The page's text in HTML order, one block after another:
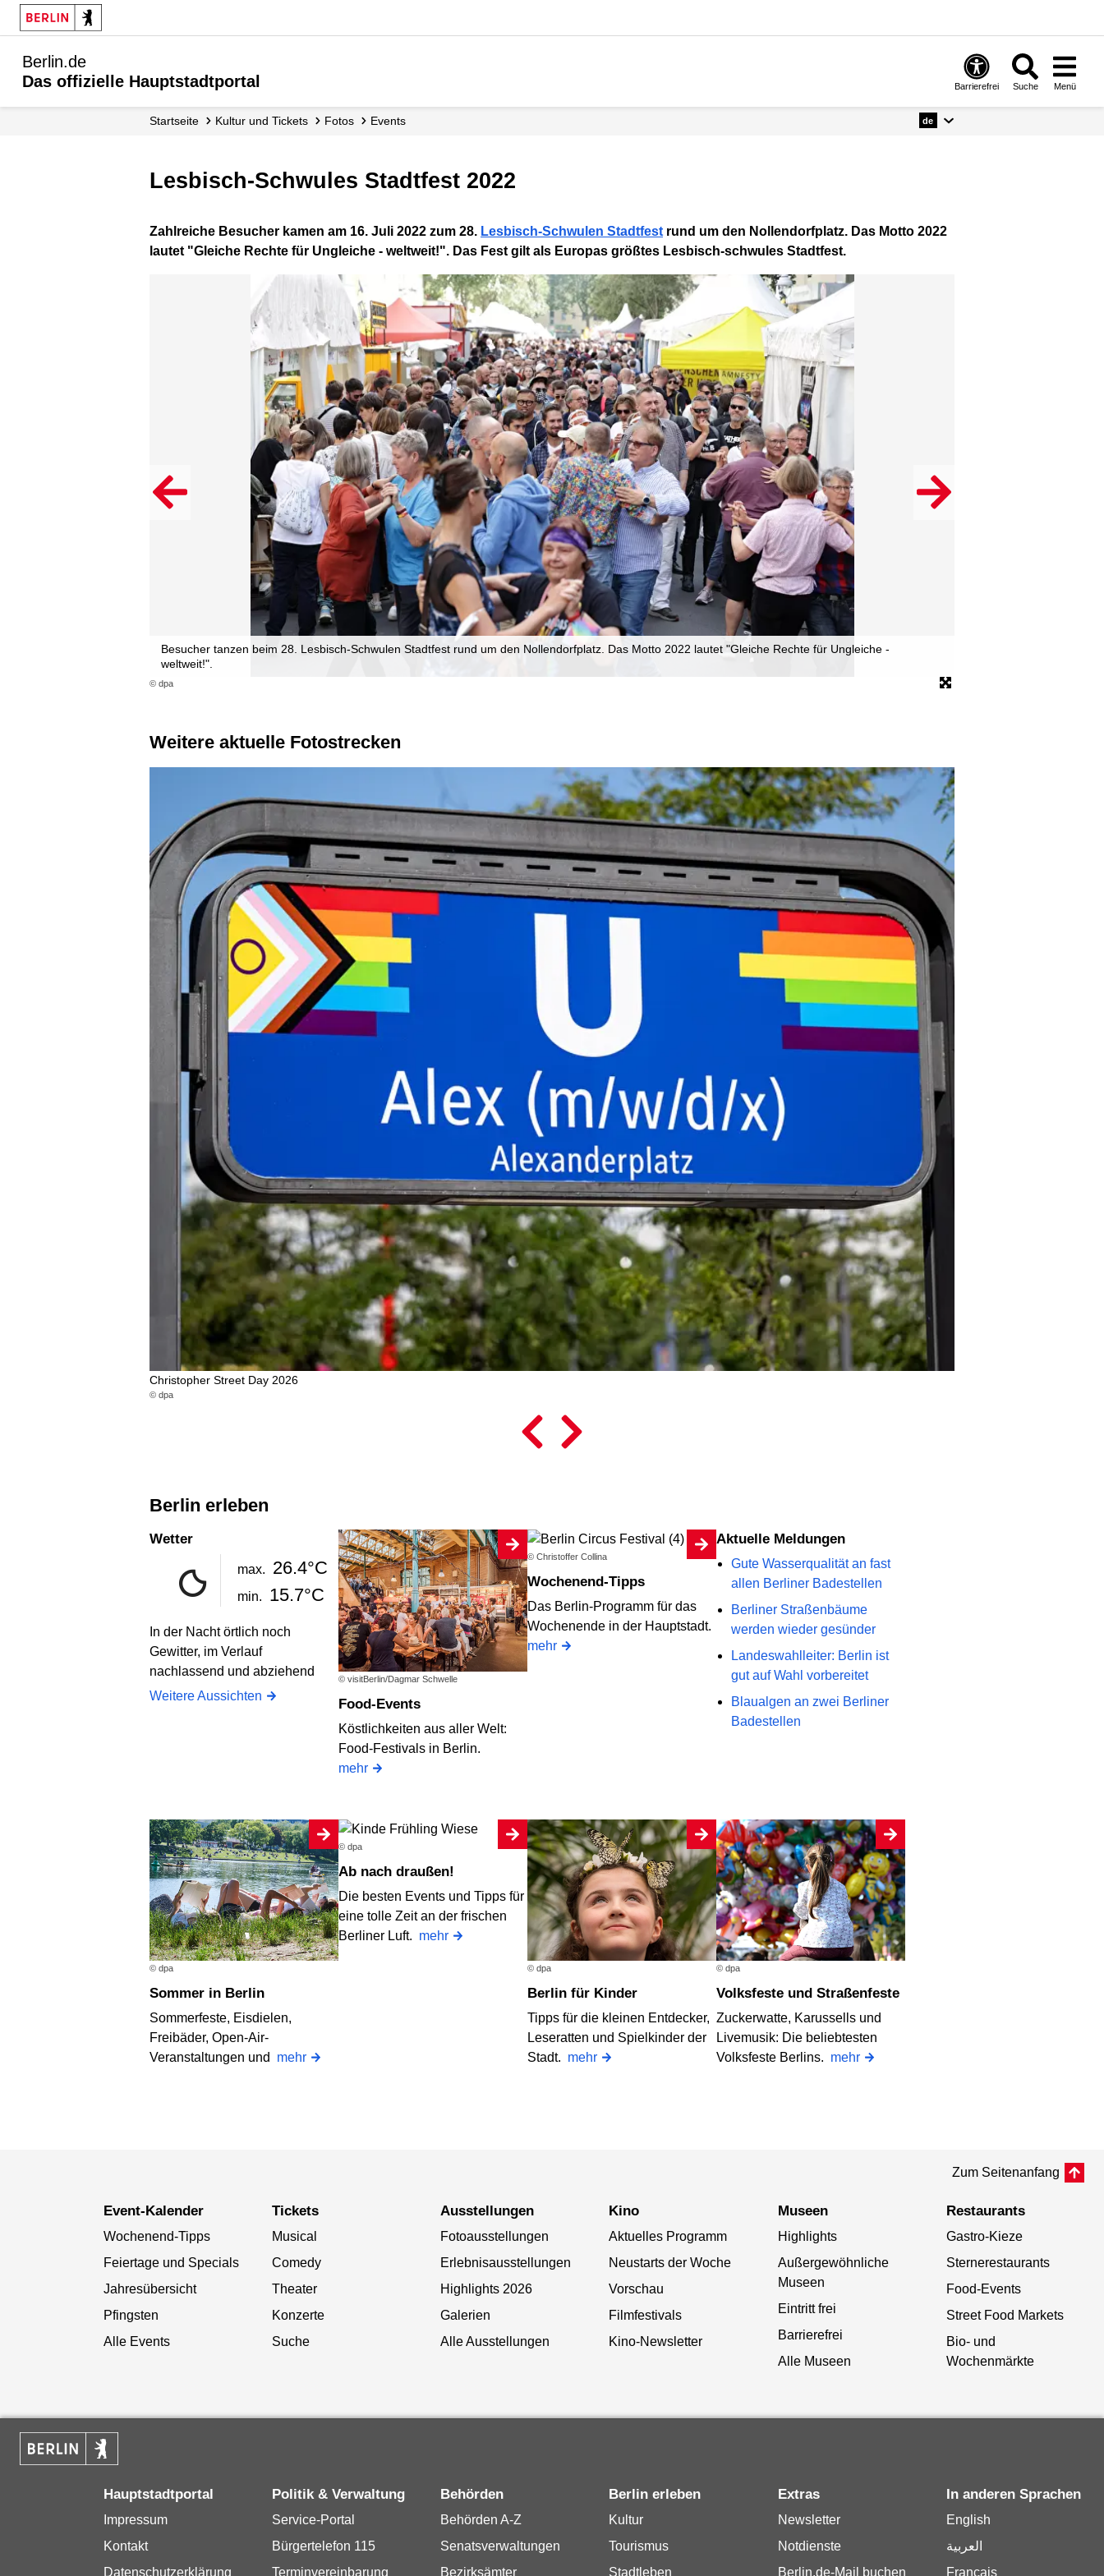
Berlin.de
Das offizielle Hauptstadtportal
Barrierefrei Suche Menü
Startseite Kultur und Tickets Fotos Events de
Lesbisch-Schwules Stadtfest 2022
Zahlreiche Besucher kamen am 16. Juli 2022 zum 28. Lesbisch-Schwulen Stadtfest rund um den Nollendorfplatz. Das Motto 2022
lautet "Gleiche Rechte für Ungleiche - weltweit!". Das Fest gilt als Europas größtes Lesbisch-schwules Stadtfest.
© dpa
Besucher tanzen beim 28. Lesbisch-Schwulen Stadtfest rund um den Nollendorfplatz. Das Motto 2022 lautet "Gleiche Rechte für Ungleiche -
weltweit!".
Weitere aktuelle Fotostrecken
Christopher Street Day 2026
© dpa
Berlin erleben
Wetter
max. 26.4°C
min. 15.7°C
In der Nacht örtlich noch
Gewitter, im Verlauf
nachlassend und abziehend
Weitere Aussichten
© visitBerlin/Dagmar Schwelle
Food-Events
Köstlichkeiten aus aller Welt:
Food-Festivals in Berlin.
mehr
© Christoffer Collina
Wochenend-Tipps
Das Berlin-Programm für das
Wochenende in der Hauptstadt.
mehr
Aktuelle Meldungen
Gute Wasserqualität an fast
allen Berliner Badestellen
Berliner Straßenbäume
werden wieder gesünder
Landeswahlleiter: Berlin ist
gut auf Wahl vorbereitet
Blaualgen an zwei Berliner
Badestellen
© dpa
Sommer in Berlin
Sommerfeste, Eisdielen,
Freibäder, Open-Air-
Veranstaltungen und mehr
© dpa
Ab nach draußen!
Die besten Events und Tipps für
eine tolle Zeit an der frischen
Berliner Luft. mehr
© dpa
Berlin für Kinder
Tipps für die kleinen Entdecker,
Leseratten und Spielkinder der
Stadt. mehr
© dpa
Volksfeste und Straßenfeste
Zuckerwatte, Karussells und
Livemusik: Die beliebtesten
Volksfeste Berlins. mehr
Zum Seitenanfang
Event-Kalender
Wochenend-Tipps
Feiertage und Specials
Jahresübersicht
Pfingsten
Alle Events
Tickets
Musical
Comedy
Theater
Konzerte
Suche
Ausstellungen
Fotoausstellungen
Erlebnisausstellungen
Highlights 2026
Galerien
Alle Ausstellungen
Kino
Aktuelles Programm
Neustarts der Woche
Vorschau
Filmfestivals
Kino-Newsletter
Museen
Highlights
Außergewöhnliche
Museen
Eintritt frei
Barrierefrei
Alle Museen
Restaurants
Gastro-Kieze
Sternerestaurants
Food-Events
Street Food Markets
Bio- und
Wochenmärkte
Hauptstadtportal
Impressum
Kontakt
Datenschutzerklärung
Politik & Verwaltung
Service-Portal
Bürgertelefon 115
Terminvereinbarung
Behörden
Behörden A-Z
Senatsverwaltungen
Bezirksämter
Berlin erleben
Kultur
Tourismus
Stadtleben
Extras
Newsletter
Notdienste
Berlin.de-Mail buchen
In anderen Sprachen
English
العربية
Français